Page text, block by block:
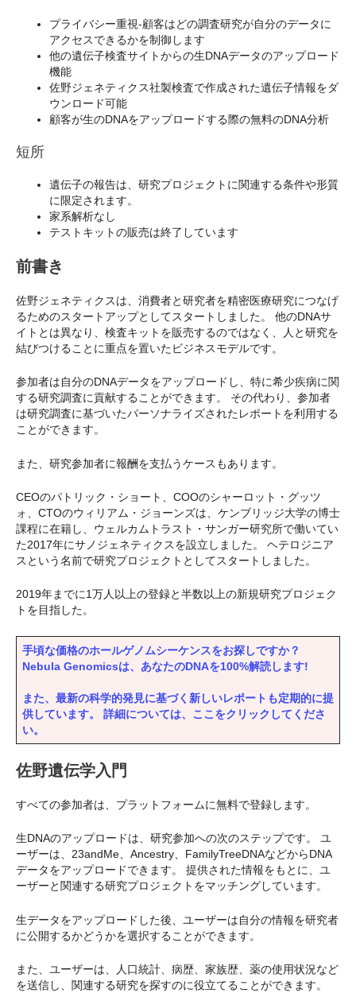
プライバシー重視-顧客はどの調査研究が自分のデータに
アクセスできるかを制御します
他の遺伝子検査サイトからの生DNAデータのアップロード
機能
佐野ジェネティクス社製検査で作成された遺伝子情報をダ
ウンロード可能
顧客が生のDNAをアップロードする際の無料のDNA分析
短所
遺伝子の報告は、研究プロジェクトに関連する条件や形質
に限定されます。
家系解析なし
テストキットの販売は終了しています
前書き
佐野ジェネティクスは、消費者と研究者を精密医療研究につなげ
るためのスタートアップとしてスタートしました。 他のDNAサ
イトとは異なり、検査キットを販売するのではなく、人と研究を
結びつけることに重点を置いたビジネスモデルです。
参加者は自分のDNAデータをアップロードし、特に希少疾病に関
する研究調査に貢献することができます。 その代わり、参加者
は研究調査に基づいたパーソナライズされたレポートを利用する
ことができます。
また、研究参加者に報酬を支払うケースもあります。
CEOのパトリック・ショート、COOのシャーロット・グッツ
ォ、CTOのウィリアム・ジョーンズは、ケンブリッジ大学の博士
課程に在籍し、ウェルカムトラスト・サンガー研究所で働いてい
た2017年にサノジェネティクスを設立しました。 ヘテロジニア
スという名前で研究プロジェクトとしてスタートしました。
2019年までに1万人以上の登録と半数以上の新規研究プロジェク
トを目指した。
手頃な価格のホールゲノムシーケンスをお探しですか？
Nebula Genomicsは、あなたのDNAを100%解読します!
また、最新の科学的発見に基づく新しいレポートも定期的に提
供しています。 詳細については、ここをクリックしてくださ
い。
佐野遺伝学入門
すべての参加者は、プラットフォームに無料で登録します。
生DNAのアップロードは、研究参加への次のステップです。 ユ
ーザーは、23andMe、Ancestry、FamilyTreeDNAなどからDNA
データをアップロードできます。 提供された情報をもとに、ユ
ーザーと関連する研究プロジェクトをマッチングしています。
生データをアップロードした後、ユーザーは自分の情報を研究者
に公開するかどうかを選択することができます。
また、ユーザーは、人口統計、病歴、家族歴、薬の使用状況など
を送信し、関連する研究を探すのに役立てることができます。